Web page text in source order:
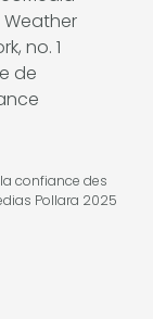
la confiance des
Pollara 2025